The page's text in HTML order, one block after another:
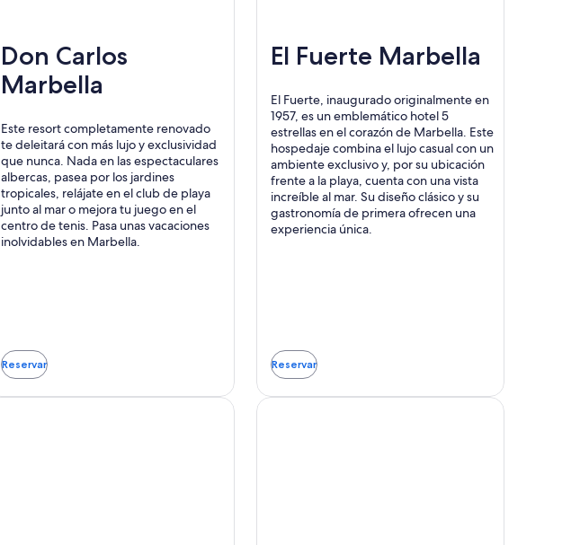
Don Carlos
Marbella
Este resort completamente renovado
te deleitará con más lujo y exclusividad
que nunca. Nada en las espectaculares
albercas, pasea por los jardines
tropicales, relájate en el club de playa
junto al mar o mejora tu juego en el
centro de tenis. Pasa unas vacaciones
inolvidables en Marbella.
Reservar
Se
en
El Fuerte Marbella
El Fuerte, inaugurado originalmente en
1957, es un emblemático hotel 5
estrellas en el corazón de Marbella. Este
hospedaje combina el lujo casual con un
ambiente exclusivo y, por su ubicación
frente a la playa, cuenta con una vista
increíble al mar. Su diseño clásico y su
gastronomía de primera ofrecen una
experiencia única.
Reservar
Se
en